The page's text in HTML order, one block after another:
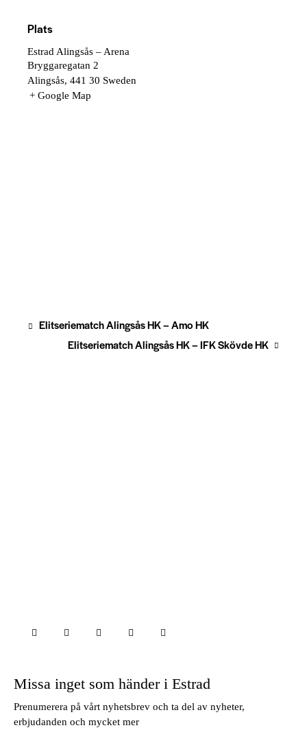
Plats
Estrad Alingsås – Arena
Bryggaregatan 2
Alingsås, 441 30 Sweden
+ Google Map
Elitseriematch Alingsås HK – Amo HK
Elitseriematch Alingsås HK – IFK Skövde HK
Missa inget som händer i Estrad
Prenumerera på vårt nyhetsbrev och ta del av nyheter,
erbjudanden och mycket mer